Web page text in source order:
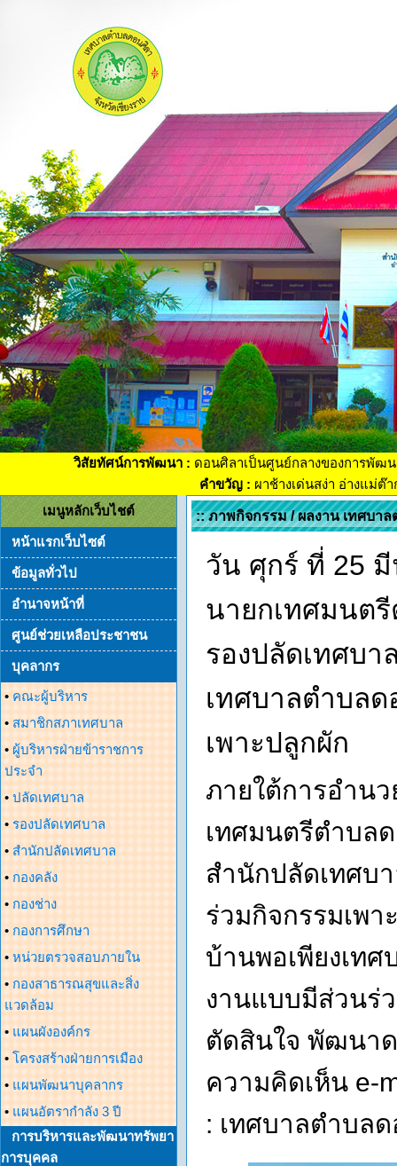
วิสัยทัศน์การพัฒนา : ดอนศิลาเป็นศูนย์กลางของการพัฒ
คำขวัญ : ผาช้างเด่นสง่า อ่างแม่ต๊
เมนูหลักเว็บไชต์
หน้าแรกเว็บไซต์
ข้อมูลทั่วไป
อำนาจหน้าที่
ศูนย์ช่วยเหลือประชาชน
บุคลากร
• คณะผู้บริหาร
• สมาชิกสภาเทศบาล
• ผู้บริหารฝ่ายข้าราชการ
ประจำ
• ปลัดเทศบาล
• รองปลัดเทศบาล
• สำนักปลัดเทศบาล
• กองคลัง
• กองช่าง
• กองการศึกษา
• หน่วยตรวจสอบภายใน
• กองสาธารณสุขและสิ่ง
แวดล้อม
• แผนผังองค์กร
• โครงสร้างฝ่ายการเมือง
• แผนพัฒนาบุคลากร
• แผนอัตรากำลัง 3 ปี
การบริหารและพัฒนาทรัพยา
การบุคคล
:: ภาพกิจกรรม / ผลงาน เทศบา
วัน ศุกร์ ที่ 25
นายกเทศมนต
รองปลัดเทศบ
เทศบาลตำบลด
เพาะปลูกผัก
ภายใต้การอำน
เทศมนตรีตำบล
สำนักปลัดเทศบ
ร่วมกิจกรรมเพ
บ้านพอเพียงเท
งานแบบมีส่วนร่
ตัดสินใจ พัฒนา
ความคิดเห็น e-
: เทศบาลตำบล